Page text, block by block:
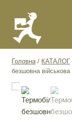
вмісту
Головна / КАТАЛОГ
безшовна